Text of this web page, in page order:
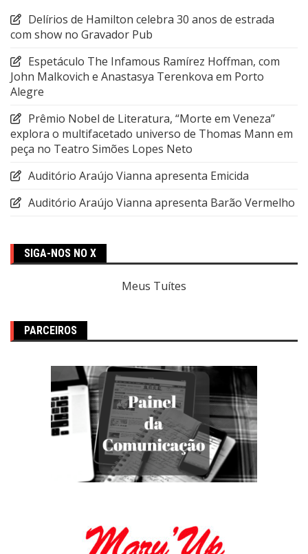
Delírios de Hamilton celebra 30 anos de estrada
com show no Gravador Pub
Espetáculo The Infamous Ramírez Hoffman, com
John Malkovich e Anastasya Terenkova em Porto
Alegre
Prêmio Nobel de Literatura, “Morte em Veneza”
explora o multifacetado universo de Thomas Mann em
peça no Teatro Simões Lopes Neto
Auditório Araújo Vianna apresenta Emicida
Auditório Araújo Vianna apresenta Barão Vermelho
SIGA-NOS NO X
Meus Tuítes
PARCEIROS